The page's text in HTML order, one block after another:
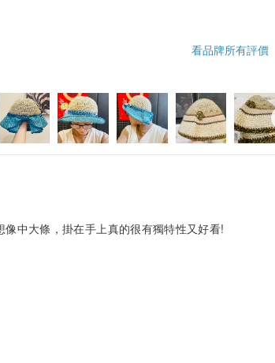
看品牌所有評價
中大條，掛在手上真的很有獨特性又好看!